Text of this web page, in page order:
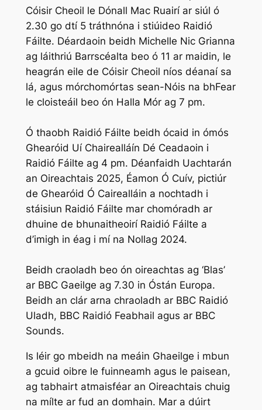
Cóisir Cheoil le Dónall Mac Ruairí ar siúl ó
2.30 go dtí 5 tráthnóna i stiúideo Raidió
Fáilte. Déardaoin beidh Michelle Nic Grianna
ag láithriú Barrscéalta beo ó 11 ar maidin, le
heagrán eile de Cóisir Cheoil níos déanaí sa
lá, agus mórchomórtas sean-Nóis na bhFear
le cloisteáil beo ón Halla Mór ag 7 pm.
Ó thaobh Raidió Fáilte beidh ócaid in ómós
Ghearóid Uí Chairealláín Dé Ceadaoin i
Raidió Fáilte ag 4 pm. Déanfaidh Uachtarán
an Oireachtais 2025, Éamon Ó Cuív, pictiúr
de Ghearóid Ó Cairealláin a nochtadh i
stáisiun Raidió Fáilte mar chomóradh ar
dhuine de bhunaitheoirí Raidió Fáilte a
d’imigh in éag i mí na Nollag 2024.
Beidh craoladh beo ón oireachtas ag ‘Blas’
ar BBC Gaeilge ag 7.30 in Óstán Europa.
Beidh an clár arna chraoladh ar BBC Raidió
Uladh, BBC Raidió Feabhail agus ar BBC
Sounds.
Is léir go mbeidh na meáin Ghaeilge i mbun
a gcuid oibre le fuinneamh agus le paisean,
ag tabhairt atmaisféar an Oireachtais chuig
na mílte ar fud an domhain. Mar a dúirt